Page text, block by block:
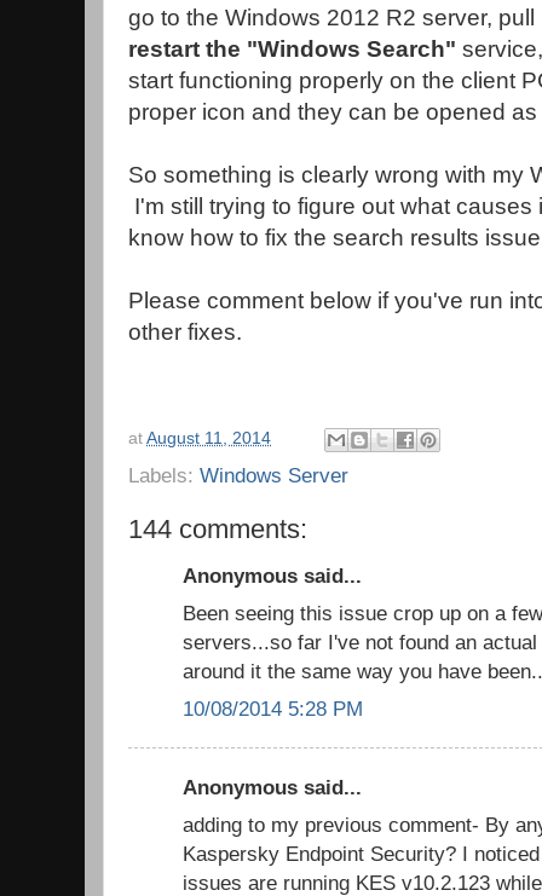
go to the Windows 2012 R2 server,
restart the "Windows Search"
start functioning properly on the client
proper icon and they can be opened
So something is clearly wrong with my
I'm still trying to figure out what causes
know how to fix the search results
Please comment below if you've run
other fixes.
at August 11, 2014
Labels: Windows Server
144 comments:
Anonymous said...
Been seeing this issue crop up on a
servers...so far I've not found an
around it the same way you have
10/08/2014 5:28 PM
Anonymous said...
adding to my previous comment- By
Kaspersky Endpoint Security? I
issues are running KES v10.2.123